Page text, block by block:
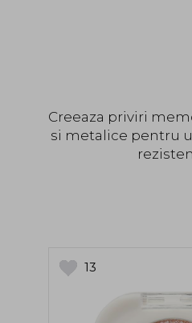
Creeaza priviri
si metalice pentru
13